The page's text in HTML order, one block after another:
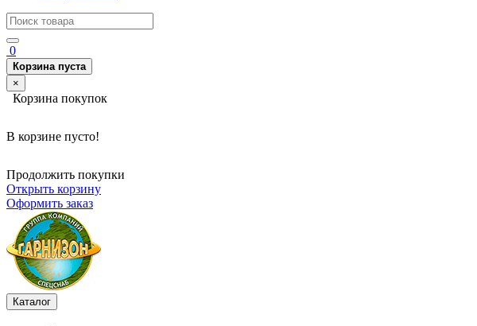
0
Корзина пуста
×
Корзина покупок
В корзине пусто!
Продолжить покупки
Открыть корзину
Оформить заказ
Каталог